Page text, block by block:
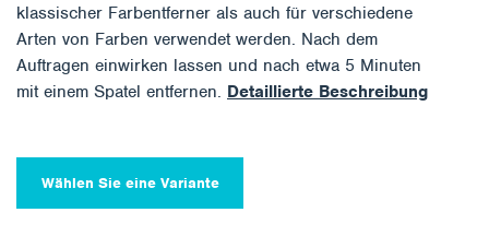
klassischer Farbentferner als auch für verschiedene
Arten von Farben verwendet werden. Nach dem
Auftragen einwirken lassen und nach etwa 5 Minuten
mit einem Spatel entfernen. Detaillierte Beschreibung
Wählen Sie eine Variante